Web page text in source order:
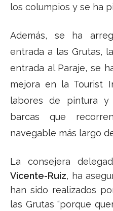
los columpios y se ha
Además, se ha
entrada a las Grutas,
entrada al Paraje, se
mejora en la Tourist
labores de pintura y
barcas que
navegable más largo
La consejera
Vicente-Ruiz, ha
han sido realizados
las Grutas “porque